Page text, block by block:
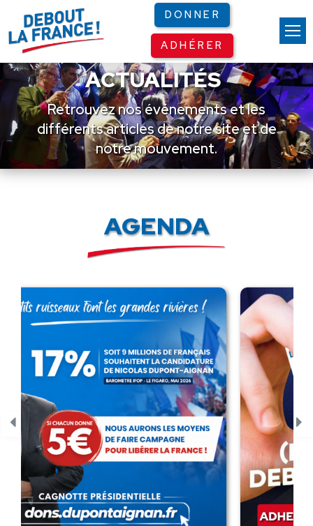
DONNER
ADHÉRER
ACTUALITÉS
Retrouvez nos événements et les
différents articles de notre site et de
notre mouvement.
AGENDA
Panneau de gestion des cookies